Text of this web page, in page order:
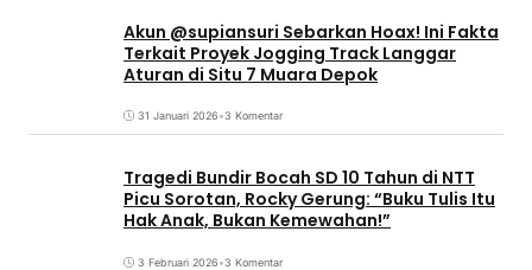
Akun @supiansuri Sebarkan Hoax! Ini Fakta
Terkait Proyek Jogging Track Langgar
Aturan di Situ 7 Muara Depok
31 Januari 2026•3 Komentar
Tragedi Bundir Bocah SD 10 Tahun di NTT
Picu Sorotan, Rocky Gerung: “Buku Tulis Itu
Hak Anak, Bukan Kemewahan!”
3 Februari 2026•3 Komentar